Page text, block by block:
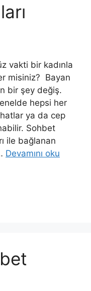
vakti bir kadınla
misiniz? Bayan
bir şey değiş.
hepsi her
ya da cep
Sohbet
ile bağlanan
Devamını oku